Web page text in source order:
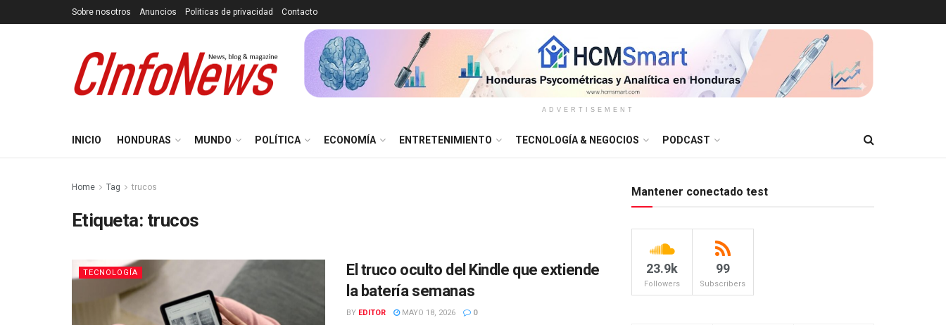
Sobre nosotros Anuncios Politicas de privacidad Contacto
ADVERTISEMENT
INICIO HONDURAS MUNDO POLÍTICA ECONOMÍA ENTRETENIMIENTO TECNOLOGÍA & NEGOCIOS PODCAST
Home Tag trucos
Etiqueta: trucos
TECNOLOGÍA
El truco oculto del Kindle que extiende
la batería semanas
BY EDITOR MAYO 18, 2026 0
Mantener conectado test
23.9k
Followers
99
Subscribers